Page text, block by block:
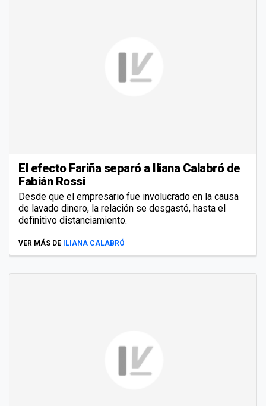
El efecto Fariña separó a Iliana Calabró de
Fabián Rossi
Desde que el empresario fue involucrado en la causa
de lavado dinero, la relación se desgastó, hasta el
definitivo distanciamiento.
VER MÁS DE ILIANA CALABRÓ